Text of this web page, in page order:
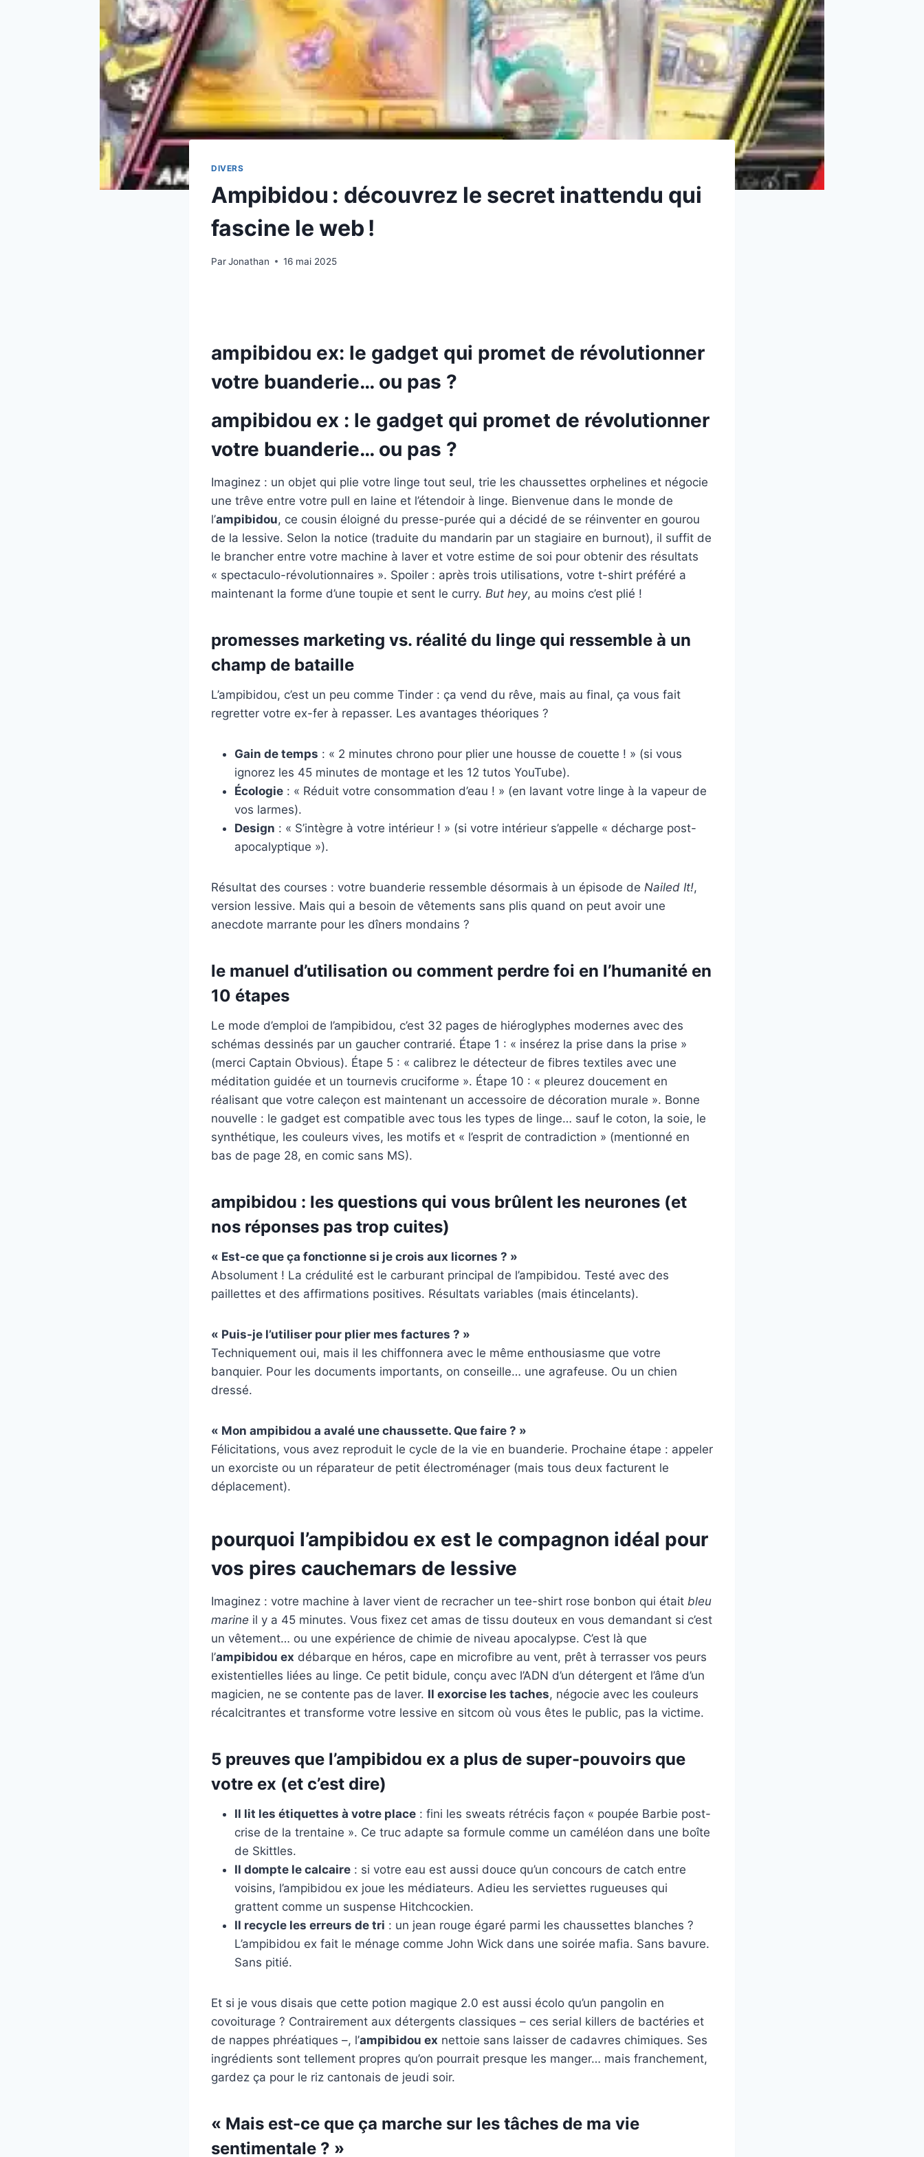
DIVERS
Ampibidou : découvrez le secret inattendu qui
fascine le web !
ParJonathan 16 mai 2025
ampibidou ex: le gadget qui promet de révolutionner
votre buanderie… ou pas ?
ampibidou ex : le gadget qui promet de révolutionner
votre buanderie… ou pas ?
Imaginez : un objet qui plie votre linge tout seul, trie les chaussettes orphelines et négocie
une trêve entre votre pull en laine et l’étendoir à linge. Bienvenue dans le monde de
l’ampibidou, ce cousin éloigné du presse-purée qui a décidé de se réinventer en gourou
de la lessive. Selon la notice (traduite du mandarin par un stagiaire en burnout), il suffit de
le brancher entre votre machine à laver et votre estime de soi pour obtenir des résultats
« spectaculo-révolutionnaires ». Spoiler : après trois utilisations, votre t-shirt préféré a
maintenant la forme d’une toupie et sent le curry. But hey, au moins c’est plié !
promesses marketing vs. réalité du linge qui ressemble à un
champ de bataille
L’ampibidou, c’est un peu comme Tinder : ça vend du rêve, mais au final, ça vous fait
regretter votre ex-fer à repasser. Les avantages théoriques ?
Gain de temps : « 2 minutes chrono pour plier une housse de couette ! » (si vous
ignorez les 45 minutes de montage et les 12 tutos YouTube).
Écologie : « Réduit votre consommation d’eau ! » (en lavant votre linge à la vapeur de
vos larmes).
Design : « S’intègre à votre intérieur ! » (si votre intérieur s’appelle « décharge post-
apocalyptique »).
Résultat des courses : votre buanderie ressemble désormais à un épisode de Nailed It!,
version lessive. Mais qui a besoin de vêtements sans plis quand on peut avoir une
anecdote marrante pour les dîners mondains ?
le manuel d’utilisation ou comment perdre foi en l’humanité en
10 étapes
Le mode d’emploi de l’ampibidou, c’est 32 pages de hiéroglyphes modernes avec des
schémas dessinés par un gaucher contrarié. Étape 1 : « insérez la prise dans la prise »
(merci Captain Obvious). Étape 5 : « calibrez le détecteur de fibres textiles avec une
méditation guidée et un tournevis cruciforme ». Étape 10 : « pleurez doucement en
réalisant que votre caleçon est maintenant un accessoire de décoration murale ». Bonne
nouvelle : le gadget est compatible avec tous les types de linge… sauf le coton, la soie, le
synthétique, les couleurs vives, les motifs et « l’esprit de contradiction » (mentionné en
bas de page 28, en comic sans MS).
ampibidou : les questions qui vous brûlent les neurones (et
nos réponses pas trop cuites)
« Est-ce que ça fonctionne si je crois aux licornes ? »
Absolument ! La crédulité est le carburant principal de l’ampibidou. Testé avec des
paillettes et des affirmations positives. Résultats variables (mais étincelants).
« Puis-je l’utiliser pour plier mes factures ? »
Techniquement oui, mais il les chiffonnera avec le même enthousiasme que votre
banquier. Pour les documents importants, on conseille… une agrafeuse. Ou un chien
dressé.
« Mon ampibidou a avalé une chaussette. Que faire ? »
Félicitations, vous avez reproduit le cycle de la vie en buanderie. Prochaine étape : appeler
un exorciste ou un réparateur de petit électroménager (mais tous deux facturent le
déplacement).
pourquoi l’ampibidou ex est le compagnon idéal pour
vos pires cauchemars de lessive
Imaginez : votre machine à laver vient de recracher un tee-shirt rose bonbon qui était bleu
marine il y a 45 minutes. Vous fixez cet amas de tissu douteux en vous demandant si c’est
un vêtement… ou une expérience de chimie de niveau apocalypse. C’est là que
l’ampibidou ex débarque en héros, cape en microfibre au vent, prêt à terrasser vos peurs
existentielles liées au linge. Ce petit bidule, conçu avec l’ADN d’un détergent et l’âme d’un
magicien, ne se contente pas de laver. Il exorcise les taches, négocie avec les couleurs
récalcitrantes et transforme votre lessive en sitcom où vous êtes le public, pas la victime.
5 preuves que l’ampibidou ex a plus de super-pouvoirs que
votre ex (et c’est dire)
Il lit les étiquettes à votre place : fini les sweats rétrécis façon « poupée Barbie post-
crise de la trentaine ». Ce truc adapte sa formule comme un caméléon dans une boîte
de Skittles.
Il dompte le calcaire : si votre eau est aussi douce qu’un concours de catch entre
voisins, l’ampibidou ex joue les médiateurs. Adieu les serviettes rugueuses qui
grattent comme un suspense Hitchcockien.
Il recycle les erreurs de tri : un jean rouge égaré parmi les chaussettes blanches ?
L’ampibidou ex fait le ménage comme John Wick dans une soirée mafia. Sans bavure.
Sans pitié.
Et si je vous disais que cette potion magique 2.0 est aussi écolo qu’un pangolin en
covoiturage ? Contrairement aux détergents classiques – ces serial killers de bactéries et
de nappes phréatiques –, l’ampibidou ex nettoie sans laisser de cadavres chimiques. Ses
ingrédients sont tellement propres qu’on pourrait presque les manger… mais franchement,
gardez ça pour le riz cantonais de jeudi soir.
« Mais est-ce que ça marche sur les tâches de ma vie
sentimentale ? »